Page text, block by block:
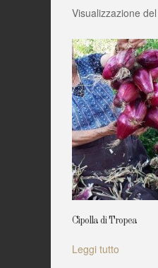
Visualizzazione
Cipolla di Tropea
Leggi tutto